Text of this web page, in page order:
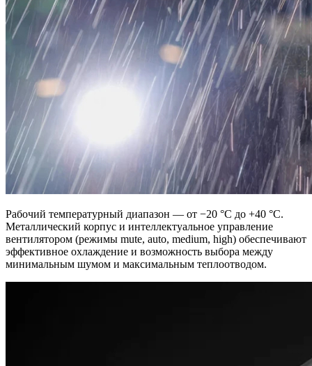
Рабочий температурный диапазон — от −20 °C до +40 °C.
Металлический корпус и интеллектуальное управление
вентилятором (режимы mute, auto, medium, high) обеспечивают
эффективное охлаждение и возможность выбора между
минимальным шумом и максимальным теплоотводом.